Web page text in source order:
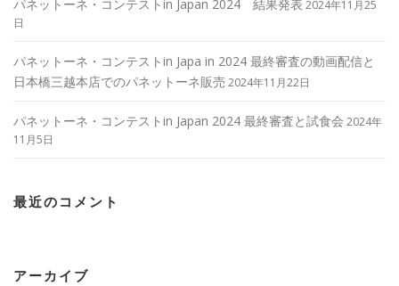
パネットーネ・コンテストin Japan 2024 結果発表 2024年11月25
日
パネットーネ・コンテストin Japa in 2024 最終審査の動画配信と
日本橋三越本店でのパネットーネ販売 2024年11月22日
パネットーネ・コンテストin Japan 2024 最終審査と試食会 2024年
11月5日
最近のコメント
アーカイブ